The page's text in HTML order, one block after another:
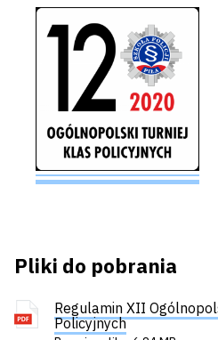
Pliki do pobrania
Regulamin XII
Policyjnych